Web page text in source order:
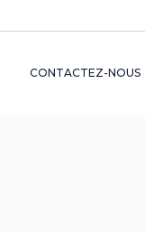
CONTACTEZ-NOUS